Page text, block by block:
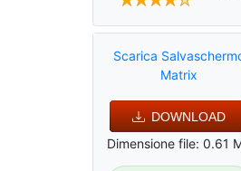
Scarica
Matrix
DOWNLOAD
Dimensione file: 0.61